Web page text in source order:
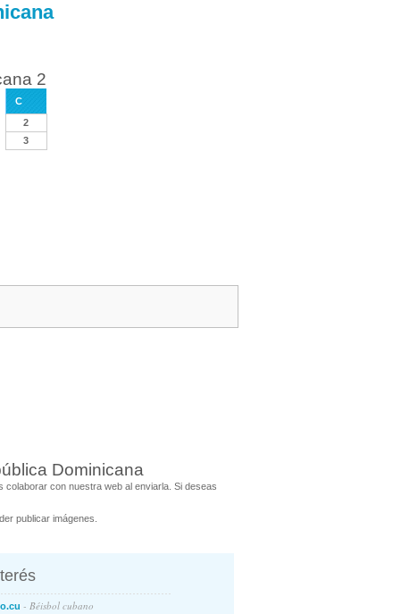
2
C
2
3
Dominicana
colaborar con nuestra web al enviarla. Si deseas
publicar imágenes.
- Béisbol cubano